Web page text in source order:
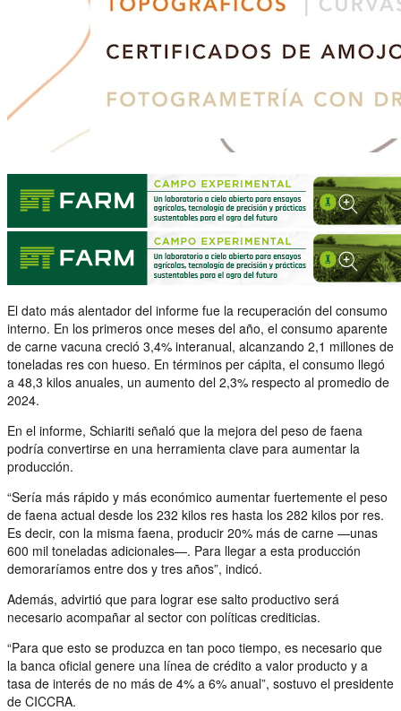
El dato más alentador del informe fue la recuperación del consumo
interno. En los primeros once meses del año, el consumo aparente
de carne vacuna creció 3,4% interanual, alcanzando 2,1 millones de
toneladas res con hueso. En términos per cápita, el consumo llegó
a 48,3 kilos anuales, un aumento del 2,3% respecto al promedio de
2024.
En el informe, Schiariti señaló que la mejora del peso de faena
podría convertirse en una herramienta clave para aumentar la
producción.
“Sería más rápido y más económico aumentar fuertemente el peso
de faena actual desde los 232 kilos res hasta los 282 kilos por res.
Es decir, con la misma faena, producir 20% más de carne —unas
600 mil toneladas adicionales—. Para llegar a esta producción
demoraríamos entre dos y tres años”, indicó.
Además, advirtió que para lograr ese salto productivo será
necesario acompañar al sector con políticas crediticias.
“Para que esto se produzca en tan poco tiempo, es necesario que
la banca oficial genere una línea de crédito a valor producto y a
tasa de interés de no más de 4% a 6% anual”, sostuvo el presidente
de CICCRA.